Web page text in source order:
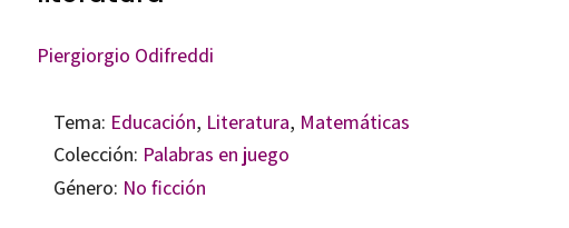
Piergiorgio Odifreddi
Tema: Educación, Literatura, Matemáticas
Colección: Palabras en juego
Género: No ficción